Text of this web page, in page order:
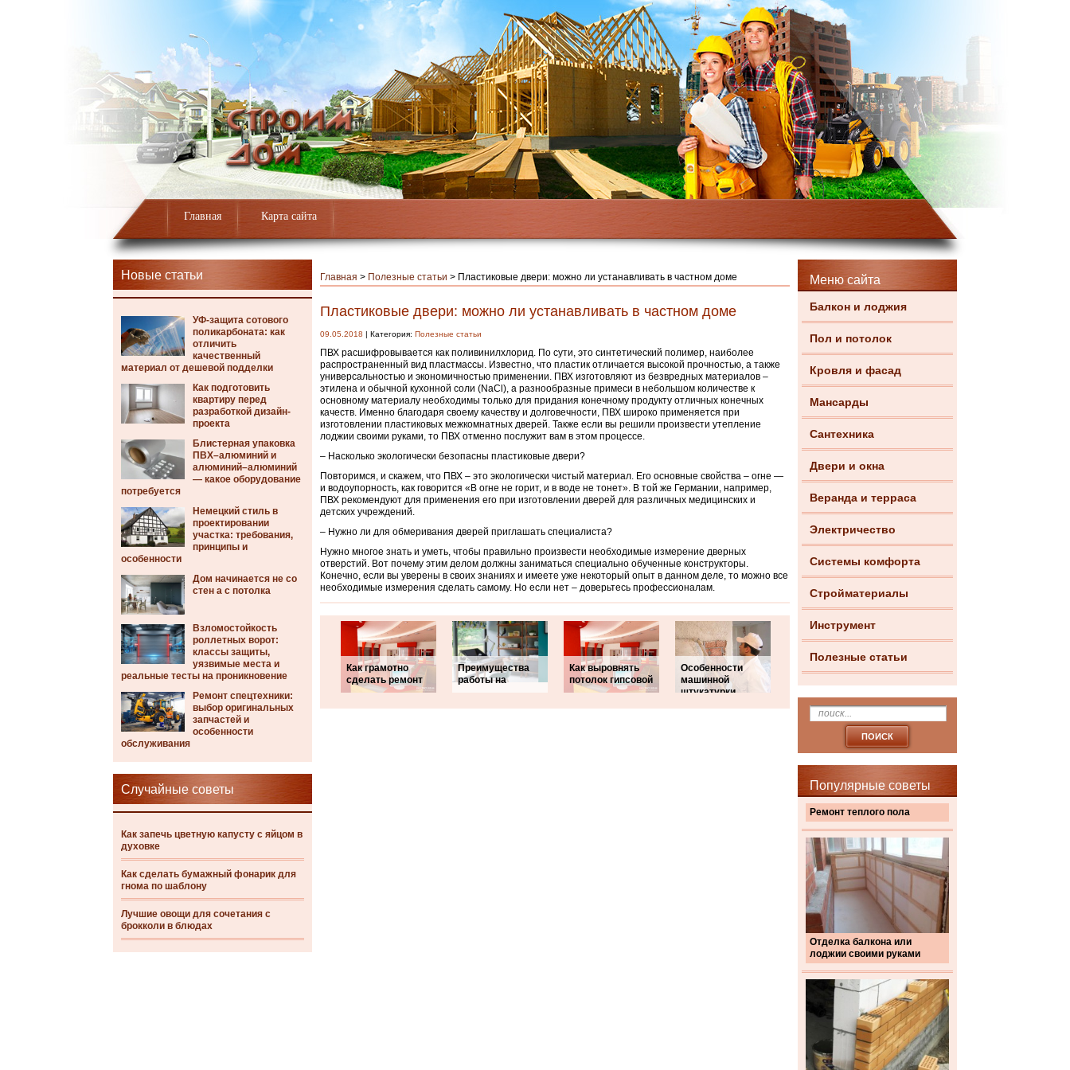
Главная Карта сайта
Новые статьи
УФ-защита сотового
поликарбоната: как
отличить
качественный
материал от дешевой подделки
Как подготовить
квартиру перед
разработкой дизайн-
проекта
Блистерная упаковка
ПВХ–алюминий и
алюминий–алюминий
— какое оборудование
потребуется
Немецкий стиль в
проектировании
участка: требования,
принципы и
особенности
Дом начинается не со
стен а с потолка
Взломостойкость
роллетных ворот:
классы защиты,
уязвимые места и
реальные тесты на проникновение
Ремонт спецтехники:
выбор оригинальных
запчастей и
особенности
обслуживания
Случайные советы
Как запечь цветную капусту с яйцом в
духовке
Как сделать бумажный фонарик для
гнома по шаблону
Лучшие овощи для сочетания с
брокколи в блюдах
Меню сайта
Балкон и лоджия
Пол и потолок
Кровля и фасад
Мансарды
Сантехника
Двери и окна
Веранда и терраса
Электричество
Системы комфорта
Стройматериалы
Инструмент
Полезные статьи
Популярные советы
Ремонт теплого пола
Отделка балкона или
лоджии своими руками
Главная > Полезные статьи > Пластиковые двери: можно ли устанавливать в частном доме
Пластиковые двери: можно ли устанавливать в частном доме
09.05.2018 | Категория: Полезные статьи
ПВХ расшифровывается как поливинилхлорид. По сути, это синтетический полимер, наиболее
распространенный вид пластмассы. Известно, что пластик отличается высокой прочностью, а также
универсальностью и экономичностью применении. ПВХ изготовляют из безвредных материалов –
этилена и обычной кухонной соли (NaCl), а разнообразные примеси в небольшом количестве к
основному материалу необходимы только для придания конечному продукту отличных конечных
качеств. Именно благодаря своему качеству и долговечности, ПВХ широко применяется при
изготовлении пластиковых межкомнатных дверей. Также если вы решили произвести утепление
лоджии своими руками, то ПВХ отменно послужит вам в этом процессе.
– Насколько экологически безопасны пластиковые двери?
Повторимся, и скажем, что ПВХ – это экологически чистый материал. Его основные свойства – огне —
и водоупорность, как говорится «В огне не горит, и в воде не тонет». В той же Германии, например,
ПВХ рекомендуют для применения его при изготовлении дверей для различных медицинских и
детских учреждений.
– Нужно ли для обмеривания дверей приглашать специалиста?
Нужно многое знать и уметь, чтобы правильно произвести необходимые измерение дверных
отверстий. Вот почему этим делом должны заниматься специально обученные конструкторы.
Конечно, если вы уверены в своих знаниях и имеете уже некоторый опыт в данном деле, то можно все
необходимые измерения сделать самому. Но если нет – доверьтесь профессионалам.
Как грамотно
сделать ремонт
Преимущества
работы на
Как выровнять
потолок гипсовой
Особенности
машинной
штукатурки